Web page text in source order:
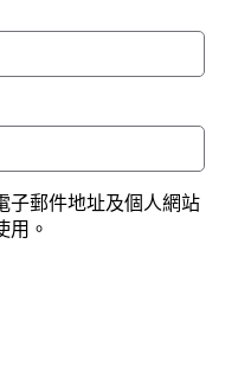
子郵件地址及個人網站
用。